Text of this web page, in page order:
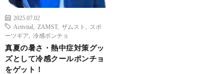
2025.07.02
Activital
ZAMST, ザムスト
スポ
ーツギア
冷感ポンチョ
真夏の暑さ・熱中症対策グッ
ズとして冷感クールポンチョ
をゲット！